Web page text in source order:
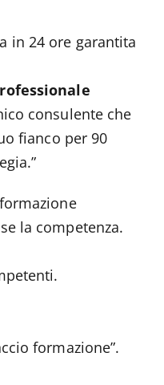
in 24 ore garantita
consulente che
fianco per 90
la competenza.
formazione”.